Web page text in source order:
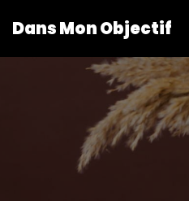
Dans Mon Objectif